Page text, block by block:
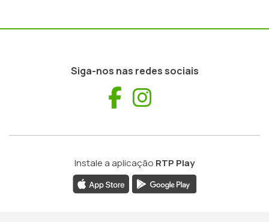
Siga-nos nas redes sociais
Facebook
Instale a aplicação RTP Play